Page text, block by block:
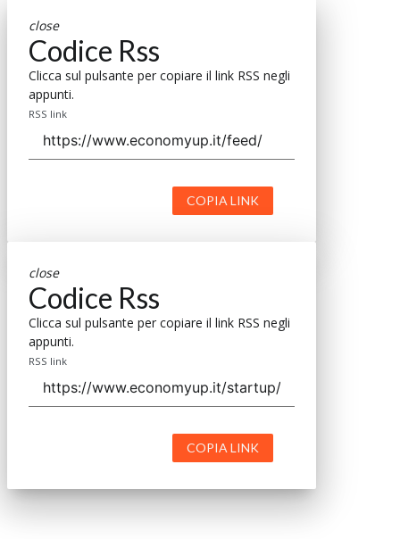
close
Codice Rss
Clicca sul pulsante per copiare il link RSS negli
appunti.
RSS link
COPIA LINK
close
Codice Rss
Clicca sul pulsante per copiare il link RSS negli
appunti.
RSS link
COPIA LINK